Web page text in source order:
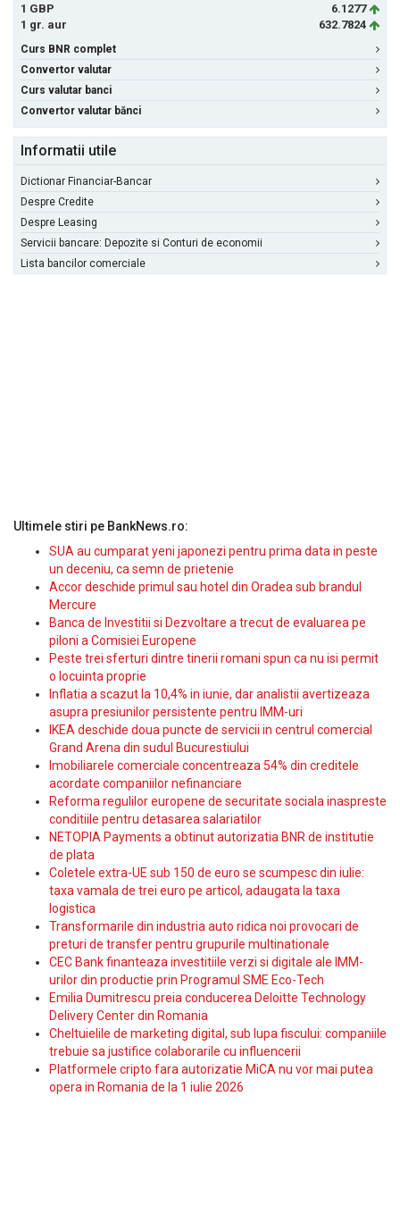
1 GBP
6.1277
1 gr. aur
632.7824
Curs BNR complet
Convertor valutar
Curs valutar banci
Convertor valutar bănci
Informatii utile
Dictionar Financiar-Bancar
Despre Credite
Despre Leasing
Servicii bancare: Depozite si Conturi de economii
Lista bancilor comerciale
Ultimele stiri pe BankNews.ro:
SUA au cumparat yeni japonezi pentru prima data in peste
un deceniu, ca semn de prietenie
Accor deschide primul sau hotel din Oradea sub brandul
Mercure
Banca de Investitii si Dezvoltare a trecut de evaluarea pe
piloni a Comisiei Europene
Peste trei sferturi dintre tinerii romani spun ca nu isi permit
o locuinta proprie
Inflatia a scazut la 10,4% in iunie, dar analistii avertizeaza
asupra presiunilor persistente pentru IMM-uri
IKEA deschide doua puncte de servicii in centrul comercial
Grand Arena din sudul Bucurestiului
Imobiliarele comerciale concentreaza 54% din creditele
acordate companiilor nefinanciare
Reforma regulilor europene de securitate sociala inaspreste
conditiile pentru detasarea salariatilor
NETOPIA Payments a obtinut autorizatia BNR de institutie
de plata
Coletele extra-UE sub 150 de euro se scumpesc din iulie:
taxa vamala de trei euro pe articol, adaugata la taxa
logistica
Transformarile din industria auto ridica noi provocari de
preturi de transfer pentru grupurile multinationale
CEC Bank finanteaza investitiile verzi si digitale ale IMM-
urilor din productie prin Programul SME Eco-Tech
Emilia Dumitrescu preia conducerea Deloitte Technology
Delivery Center din Romania
Cheltuielile de marketing digital, sub lupa fiscului: companiile
trebuie sa justifice colaborarile cu influencerii
Platformele cripto fara autorizatie MiCA nu vor mai putea
opera in Romania de la 1 iulie 2026